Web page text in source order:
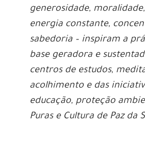
generosidade,
energia constante,
sabedoria – inspiram a
base geradora e
centros de estudos,
acolhimento e das
educação, proteção
Puras e Cultura de Paz da